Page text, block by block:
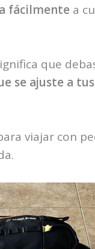
fácilmente a
que
se ajuste a
viajar con